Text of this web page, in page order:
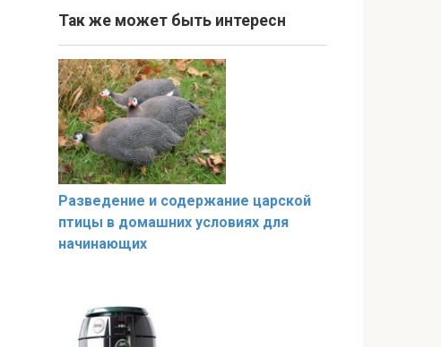
Так же может быть интересн
Разведение и содержание царской
птицы в домашних условиях для
начинающих